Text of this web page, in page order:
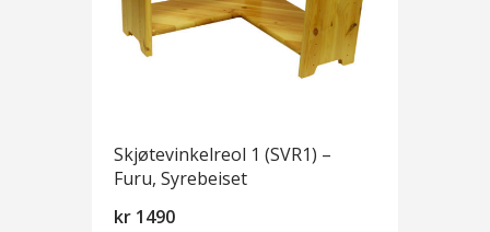
Skjøtevinkelreol 1 (SVR1) –
Furu, Syrebeiset
kr 1490